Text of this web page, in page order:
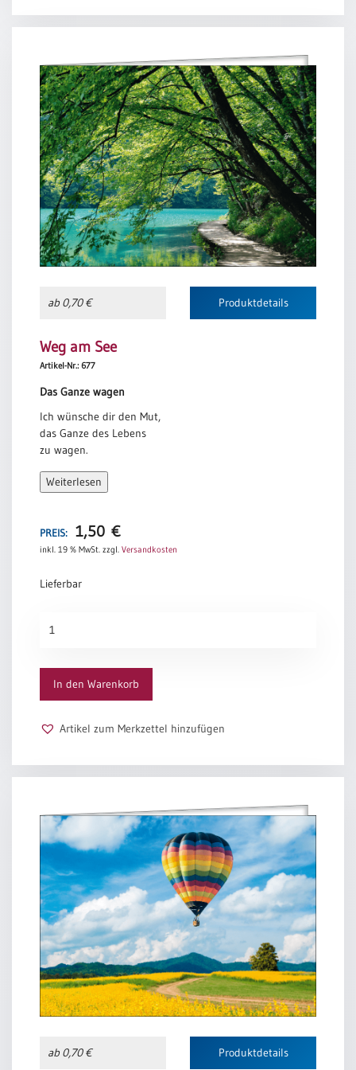
Geh unter der Gnade, hör auf Gottes Worte; bleib in
Manfred Siebald
ab 0,70 € Produktdetails
Weg am See
Artikel-Nr.: 677
Das Ganze wagen
Ich wünsche dir den Mut,
das Ganze des Lebens
zu wagen.
Sonne und Regen,
Wärme und Sturm.
Freude und Schmerz.
Ich wünsche dir die Kunst,
und durch das Schwere
Und dabei immer
Tina Willms
Weiterlesen
PREIS: 1,50 €
inkl. 19 % MwSt. zzgl. Versandkosten
Lieferbar
am
Menge
In den Warenkorb
Artikel zum Merkzettel hinzufügen
ab 0,70 € Produktdetails